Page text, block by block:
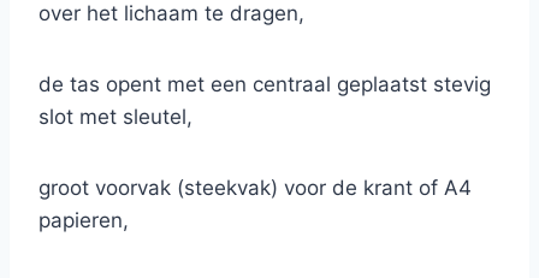
over het lichaam te dragen,
de tas opent met een centraal geplaatst stevig
slot met sleutel,
groot voorvak (steekvak) voor de krant of A4
papieren,